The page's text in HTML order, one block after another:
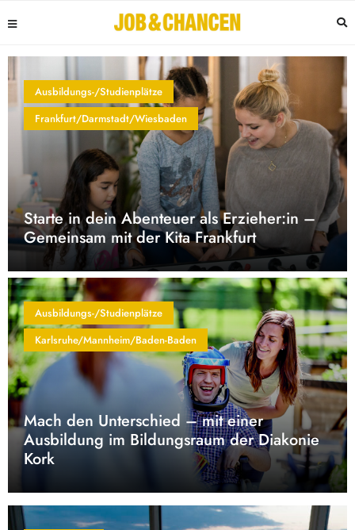
Ausbildungs-/Studienplätze
Frankfurt/Darmstadt/Wiesbaden
Starte in dein Abenteuer als Erzieher:in –
Gemeinsam mit der Kita Frankfurt
Ausbildungs-/Studienplätze
Karlsruhe/Mannheim/Baden-Baden
Mach den Unterschied – mit einer
Ausbildung im Bildungsraum der Diakonie
Kork